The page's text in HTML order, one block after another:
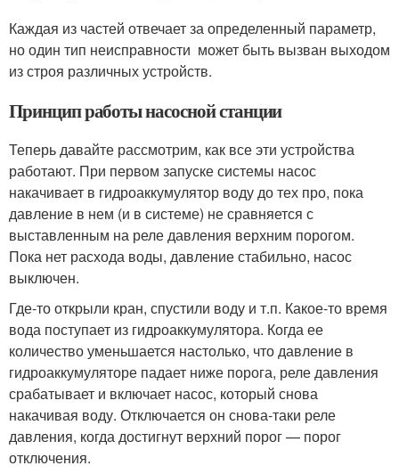
Каждая из частей отвечает за определенный параметр,
но один тип неисправности может быть вызван выходом
из строя различных устройств.
Принцип работы насосной станции
Теперь давайте рассмотрим, как все эти устройства
работают. При первом запуске системы насос
накачивает в гидроаккумулятор воду до тех про, пока
давление в нем (и в системе) не сравняется с
выставленным на реле давления верхним порогом.
Пока нет расхода воды, давление стабильно, насос
выключен.
Где-то открыли кран, спустили воду и т.п. Какое-то время
вода поступает из гидроаккумулятора. Когда ее
количество уменьшается настолько, что давление в
гидроаккумуляторе падает ниже порога, реле давления
срабатывает и включает насос, который снова
накачивая воду. Отключается он снова-таки реле
давления, когда достигнут верхний порог — порог
отключения.